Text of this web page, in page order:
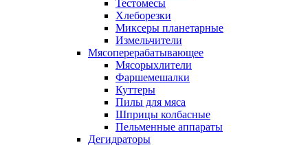
Тестомесы
Хлеборезки
Миксеры планетарные
Измельчители
Мясоперерабатывающее
Мясорыхлители
Фаршемешалки
Куттеры
Пилы для мяса
Шприцы колбасные
Пельменные аппараты
Дегидраторы